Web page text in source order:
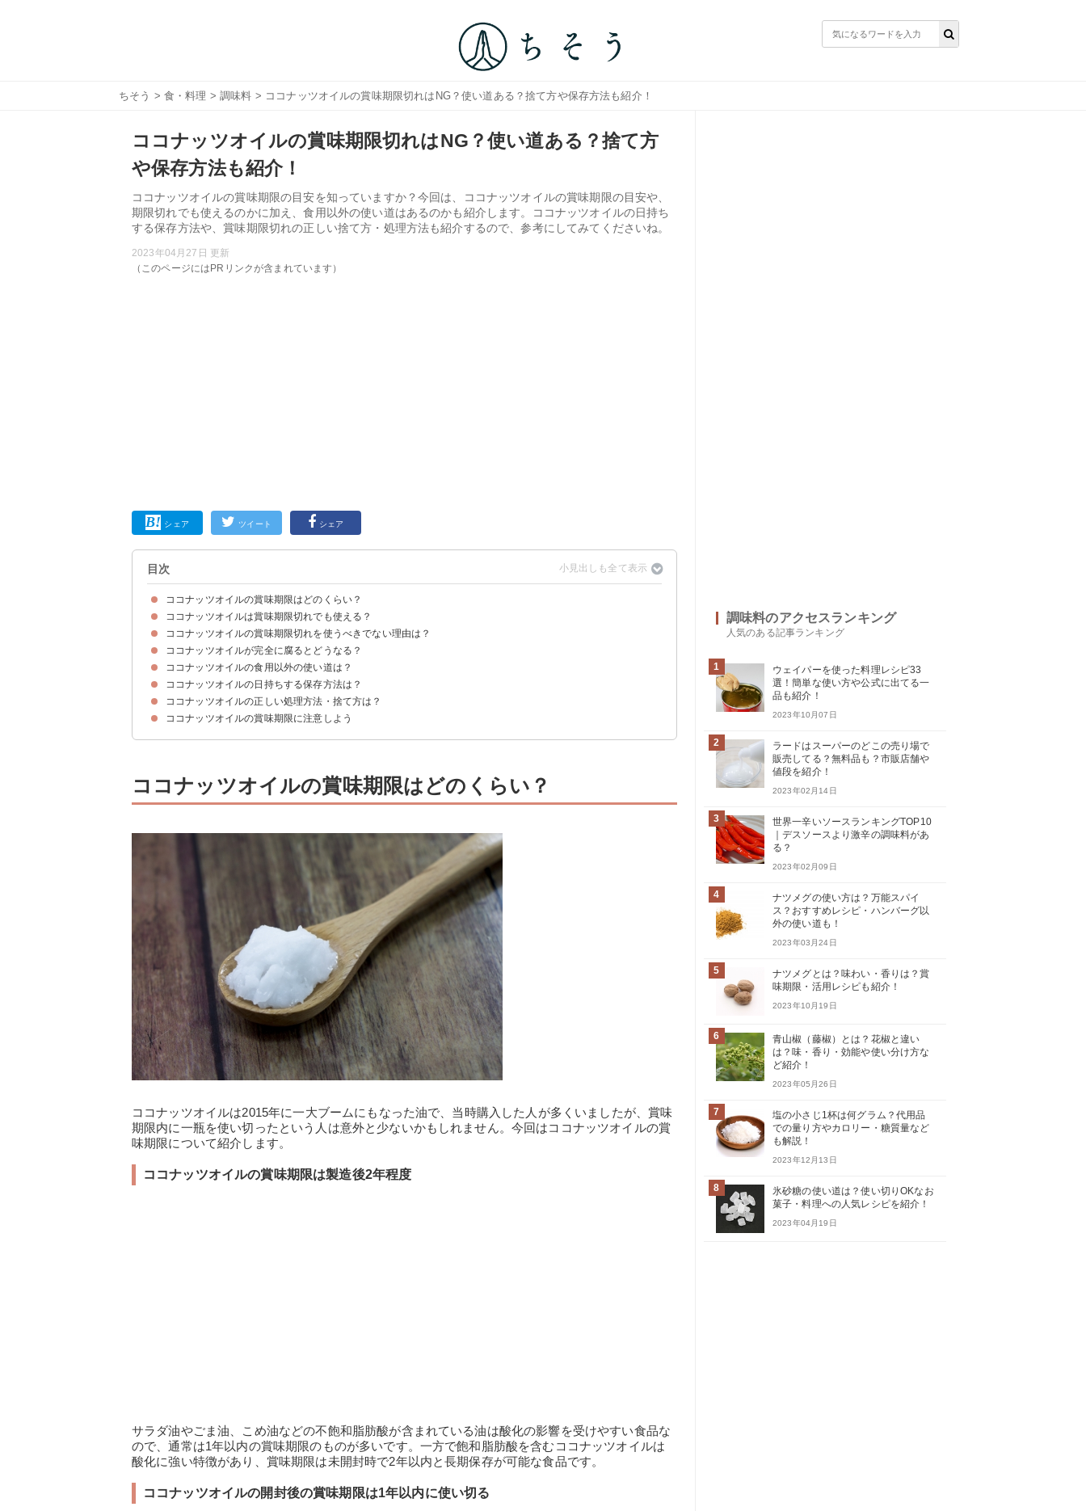
ちそう > 食・料理 >調味料 > ココナッツオイルの賞味期限切れはNG？使い道ある？捨て方や保存方法も紹介！
ココナッツオイルの賞味期限切れはNG？使い道ある？捨て方
や保存方法も紹介！
ココナッツオイルの賞味期限の目安を知っていますか？今回は、ココナッツオイルの賞味期限の目安や、
期限切れでも使えるのかに加え、食用以外の使い道はあるのかも紹介します。ココナッツオイルの日持ち
する保存方法や、賞味期限切れの正しい捨て方・処理方法も紹介するので、参考にしてみてくださいね。
2023年04月27日 更新
（このページにはPRリンクが含まれています）
シェア ツイート シェア
目次
ココナッツオイルの賞味期限はどのくらい？
ココナッツオイルの賞味期限は製造後2年程度
ココナッツオイルの開封後の賞味期限は1年以内に使い切る
ココナッツオイルは賞味期限切れでも使える？
賞味期限の定義
ココナッツオイルの賞味期限切れは使わない方が良い
ココナッツオイルの賞味期限切れを使うべきでない理由は？
①メーカーが期限切れの使用を推奨していないため
②未開封・冷蔵庫保存でも劣化するため
③劣化した油は下痢などの原因になるため
ココナッツオイルが完全に腐るとどうなる？
①見た目
②匂い
③味
ココナッツオイルの食用以外の使い道は？
①髪のオイルに使う
②マッサージに使う
③手作り石鹸にする
④ボディオイルにする
⑤メイク落としに使う
賞味期限が切れた場合はキャンドルにしよう
ココナッツオイルの日持ちする保存方法は？
ココナッツオイルは常温・暗所で保存しよう
ココナッツオイルの正しい処理方法・捨て方は？
ココナッツオイルが固体の場合
ココナッツオイルが液体の場合
ココナッツオイルの賞味期限に注意しよう
ココナッツオイルの賞味期限はどのくらい？
ココナッツオイルは2015年に一大ブームにもなった油で、当時購入した人が多くいましたが、賞味
期限内に一瓶を使い切ったという人は意外と少ないかもしれません。今回はココナッツオイルの賞
味期限について紹介します。
ココナッツオイルの賞味期限は製造後2年程度
サラダ油やごま油、こめ油などの不飽和脂肪酸が含まれている油は酸化の影響を受けやすい食品な
ので、通常は1年以内の賞味期限のものが多いです。一方で飽和脂肪酸を含むココナッツオイルは
酸化に強い特徴があり、賞味期限は未開封時で2年以内と長期保存が可能な食品です。
ココナッツオイルの開封後の賞味期限は1年以内に使い切る
調味料のアクセスランキング
人気のある記事ランキング
1
ウェイパーを使った料理レシピ33
選！簡単な使い方や公式に出てる一
品も紹介！
2023年10月07日
2
ラードはスーパーのどこの売り場で
販売してる？無料品も？市販店舗や
値段を紹介！
2023年02月14日
3
世界一辛いソースランキングTOP10
｜デスソースより激辛の調味料があ
る？
2023年02月09日
4
ナツメグの使い方は？万能スパイ
ス？おすすめレシピ・ハンバーグ以
外の使い道も！
2023年03月24日
5
ナツメグとは？味わい・香りは？賞
味期限・活用レシピも紹介！
2023年10月19日
6
青山椒（藤椒）とは？花椒と違い
は？味・香り・効能や使い分け方な
ど紹介！
2023年05月26日
7
塩の小さじ1杯は何グラム？代用品
での量り方やカロリー・糖質量など
も解説！
2023年12月13日
8
氷砂糖の使い道は？使い切りOKなお
菓子・料理への人気レシピを紹介！
2023年04月19日